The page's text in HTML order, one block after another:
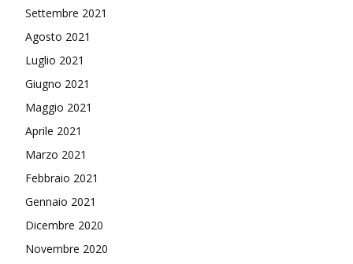
Settembre 2021
Agosto 2021
Luglio 2021
Giugno 2021
Maggio 2021
Aprile 2021
Marzo 2021
Febbraio 2021
Gennaio 2021
Dicembre 2020
Novembre 2020